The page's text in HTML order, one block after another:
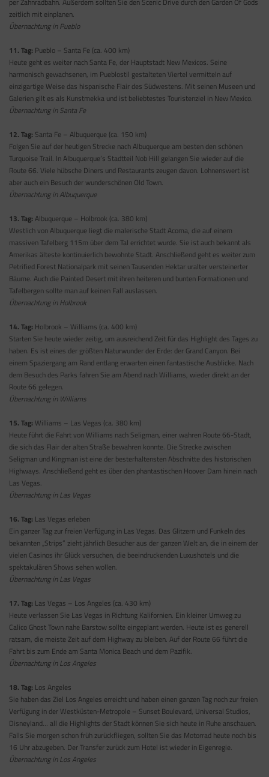
per Zahnradbahn. Außerdem sollten Sie den Scenic Drive durch den Garden Of Gods
zeitlich mit einplanen.
Übernachtung in Pueblo
11. Tag: Pueblo – Santa Fe (ca. 400 km)
Heute geht es weiter nach Santa Fe, der Hauptstadt New Mexicos. Seine
harmonisch gewachsenen, im Pueblostil gestalteten Viertel vermitteln auf
einzigartige Weise das hispanische Flair des Südwestens. Mit seinen Museen und
Galerien gilt es als Kunstmekka und ist beliebtestes Touristenziel in New Mexico.
Übernachtung in Santa Fe
12. Tag: Santa Fe – Albuquerque (ca. 150 km)
Folgen Sie auf der heutigen Strecke nach Albuquerque am besten den schönen
Turquoise Trail. In Albuquerque’s Stadtteil Nob Hill gelangen Sie wieder auf die
Route 66. Viele hübsche Diners und Restaurants zeugen davon. Lohnenswert ist
aber auch ein Besuch der wunderschönen Old Town.
Übernachtung in Albuquerque
13. Tag: Albuquerque – Holbrook (ca. 380 km)
Westlich von Albuquerque liegt die malerische Stadt Acoma, die auf einem
massiven Tafelberg 115m über dem Tal errichtet wurde. Sie ist auch bekannt als
Amerikas älteste kontinuierlich bewohnte Stadt. Anschließend geht es weiter zum
Petrified Forest Nationalpark mit seinen Tausenden Hektar uralter versteinerter
Bäume. Auch die Painted Desert mit ihren heiteren und bunten Formationen und
Tafelbergen sollte man auf keinen Fall auslassen.
Übernachtung in Holbrook
14. Tag: Holbrook – Williams (ca. 400 km)
Starten Sie heute wieder zeitig, um ausreichend Zeit für das Highlight des Tages zu
haben. Es ist eines der größten Naturwunder der Erde: der Grand Canyon. Bei
einem Spaziergang am Rand entlang erwarten einen fantastische Ausblicke. Nach
dem Besuch des Parks fahren Sie am Abend nach Williams, wieder direkt an der
Route 66 gelegen.
Übernachtung in Williams
15. Tag: Williams – Las Vegas (ca. 380 km)
Heute führt die Fahrt von Williams nach Seligman, einer wahren Route 66-Stadt,
die sich das Flair der alten Straße bewahren konnte. Die Strecke zwischen
Seligman und Kingman ist eine der besterhaltensten Abschnitte des historischen
Highways. Anschließend geht es über den phantastischen Hoover Dam hinein nach
Las Vegas.
Übernachtung in Las Vegas
16. Tag: Las Vegas erleben
Ein ganzer Tag zur freien Verfügung in Las Vegas. Das Glitzern und Funkeln des
bekannten „Strips” zieht jährlich Besucher aus der ganzen Welt an, die in einem der
vielen Casinos ihr Glück versuchen, die beeindruckenden Luxushotels und die
spektakulären Shows sehen wollen.
Übernachtung in Las Vegas
17. Tag: Las Vegas – Los Angeles (ca. 430 km)
Heute verlassen Sie Las Vegas in Richtung Kalifornien. Ein kleiner Umweg zu
Calico Ghost Town nahe Barstow sollte eingeplant werden. Heute ist es generell
ratsam, die meiste Zeit auf dem Highway zu bleiben. Auf der Route 66 führt die
Fahrt bis zum Ende am Santa Monica Beach und dem Pazifik.
Übernachtung in Los Angeles
18. Tag: Los Angeles
Sie haben das Ziel Los Angeles erreicht und haben einen ganzen Tag noch zur freien
Verfügung in der Westküsten-Metropole – Sunset Boulevard, Universal Studios,
Disneyland… all die Highlights der Stadt können Sie sich heute in Ruhe anschauen.
Falls Sie morgen schon früh zurückfliegen, sollten Sie das Motorrad heute noch bis
16 Uhr abzugeben. Der Transfer zurück zum Hotel ist wieder in Eigenregie.
Übernachtung in Los Angeles